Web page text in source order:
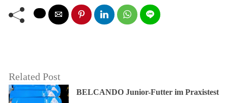
Related Post
BELCANDO Junior-Futter im Praxistest